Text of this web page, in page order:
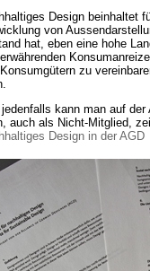
Design beinhaltet
von
hat, eben eine hohe
zu
jedenfalls kann man auf
auch als Nicht-Mitglied,
Design in der AGD